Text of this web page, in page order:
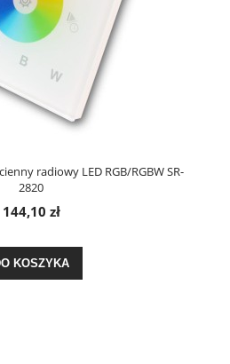
radiowy LED RGB/RGBW SR-
2820
144,10 zł
KOSZYKA